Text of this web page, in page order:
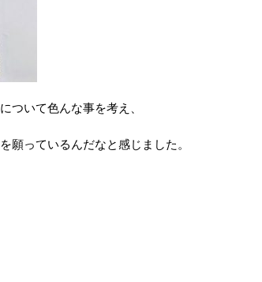
ついて色んな事を考え、
願っているんだなと感じました。